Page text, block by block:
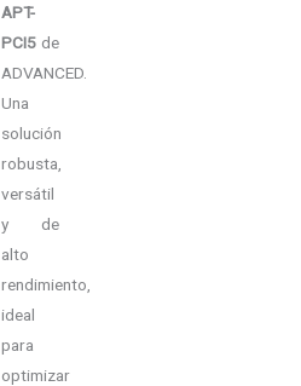
APT-
PCI5 de
ADVANCED.
Una
solución
robusta,
versátil
y de
alto
rendimiento,
ideal
para
optimizar